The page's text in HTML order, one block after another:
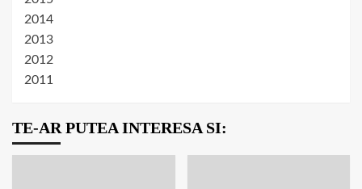
2014
2013
2012
2011
TE-AR PUTEA INTERESA SI: